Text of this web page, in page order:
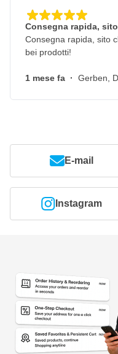
Questa vernice di
vernice trasparente
Consegna rapida,
Consegna rapida, sito
bei prodotti!
1 mese fa · Gerben,
E-mail
Instagram